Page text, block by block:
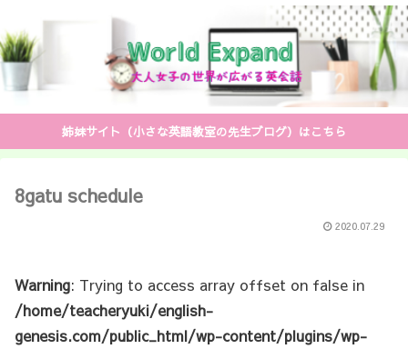
姉妹サイト（小さな英語教室の先生ブログ）はこちら
8gatu schedule
2020.07.29
Warning: Trying to access array offset on false in
/home/teacheryuki/english-
genesis.com/public_html/wp-content/plugins/wp-